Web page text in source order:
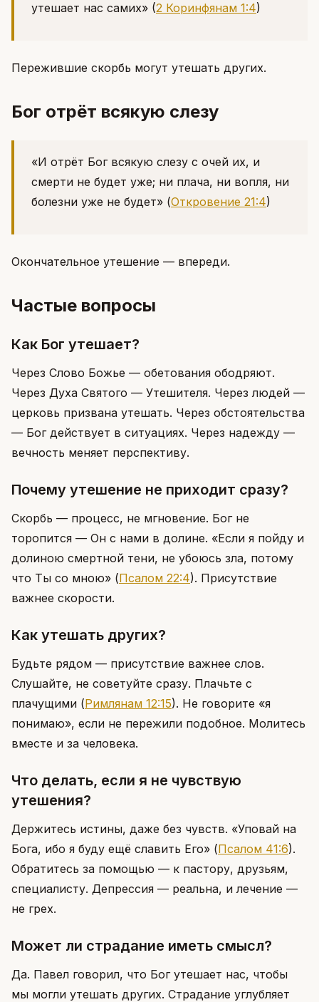
утешает нас самих» (2 Коринфянам 1:4)
Пережившие скорбь могут утешать других.
Бог отрёт всякую слезу
«И отрёт Бог всякую слезу с очей их, и
смерти не будет уже; ни плача, ни вопля, ни
болезни уже не будет» (Откровение 21:4)
Окончательное утешение — впереди.
Частые вопросы
Как Бог утешает?
Через Слово Божье — обетования ободряют.
Через Духа Святого — Утешителя. Через людей —
церковь призвана утешать. Через обстоятельства
— Бог действует в ситуациях. Через надежду —
вечность меняет перспективу.
Почему утешение не приходит сразу?
Скорбь — процесс, не мгновение. Бог не
торопится — Он с нами в долине. «Если я пойду и
долиною смертной тени, не убоюсь зла, потому
что Ты со мною» (Псалом 22:4). Присутствие
важнее скорости.
Как утешать других?
Будьте рядом — присутствие важнее слов.
Слушайте, не советуйте сразу. Плачьте с
плачущими (Римлянам 12:15). Не говорите «я
понимаю», если не пережили подобное. Молитесь
вместе и за человека.
Что делать, если я не чувствую
утешения?
Держитесь истины, даже без чувств. «Уповай на
Бога, ибо я буду ещё славить Его» (Псалом 41:6).
Обратитесь за помощью — к пастору, друзьям,
специалисту. Депрессия — реальна, и лечение —
не грех.
Может ли страдание иметь смысл?
Да. Павел говорил, что Бог утешает нас, чтобы
мы могли утешать других. Страдание углубляет